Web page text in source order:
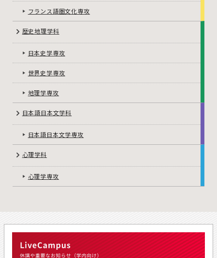
フランス語圏文化専攻
歴史地理学科
日本史学専攻
世界史学専攻
地理学専攻
日本語日本文学科
日本語日本文学専攻
心理学科
心理学専攻